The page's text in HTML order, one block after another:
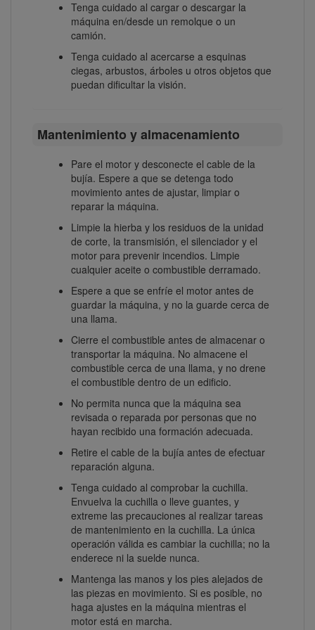
Tenga cuidado al cargar o descargar la
máquina en/desde un remolque o un
camión.
Tenga cuidado al acercarse a esquinas
ciegas, arbustos, árboles u otros objetos que
puedan dificultar la visión.
Mantenimiento y almacenamiento
Pare el motor y desconecte el cable de la
bujía. Espere a que se detenga todo
movimiento antes de ajustar, limpiar o
reparar la máquina.
Limpie la hierba y los residuos de la unidad
de corte, la transmisión, el silenciador y el
motor para prevenir incendios. Limpie
cualquier aceite o combustible derramado.
Espere a que se enfríe el motor antes de
guardar la máquina, y no la guarde cerca de
una llama.
Cierre el combustible antes de almacenar o
transportar la máquina. No almacene el
combustible cerca de una llama, y no drene
el combustible dentro de un edificio.
No permita nunca que la máquina sea
revisada o reparada por personas que no
hayan recibido una formación adecuada.
Retire el cable de la bujía antes de efectuar
reparación alguna.
Tenga cuidado al comprobar la cuchilla.
Envuelva la cuchilla o lleve guantes, y
extreme las precauciones al realizar tareas
de mantenimiento en la cuchilla. La única
operación válida es cambiar la cuchilla; no la
enderece ni la suelde nunca.
Mantenga las manos y los pies alejados de
las piezas en movimiento. Si es posible, no
haga ajustes en la máquina mientras el
motor está en marcha.